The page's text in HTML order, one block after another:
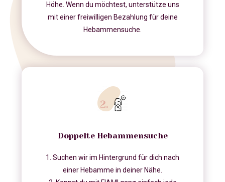
Höhe. Wenn du möchtest, unterstütze uns
mit einer freiwilligen Bezahlung für deine
Hebammensuche.
Doppelte Hebammensuche
1. Suchen wir im Hintergrund für dich nach
einer Hebamme in deiner Nähe.